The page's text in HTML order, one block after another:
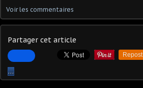
Voir les commentaires
Partager cet article
Repost
…